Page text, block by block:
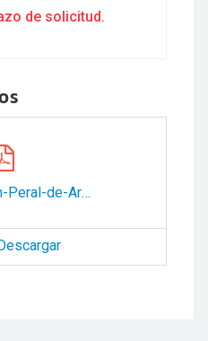
de solicitud.
Construccion-Peral-de-Arlanza.pdf